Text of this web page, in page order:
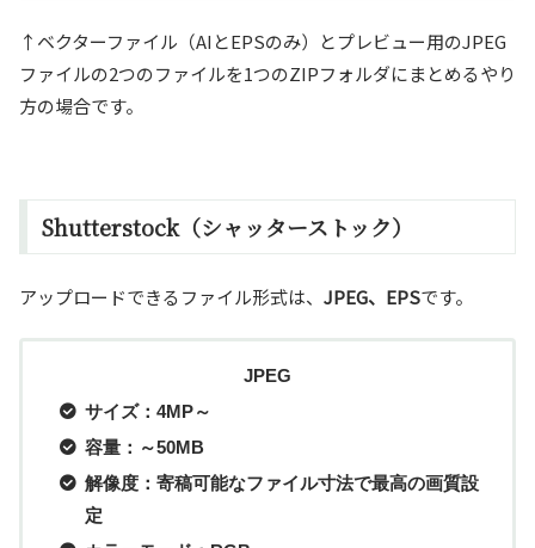
↑ベクターファイル（AIとEPSのみ）とプレビュー用のJPEG
ファイルの2つのファイルを1つのZIPフォルダにまとめるやり
方の場合です。
Shutterstock（シャッターストック）
アップロードできるファイル形式は、 JPEG、EPSです。
JPEG
サイズ：4MP～
容量：～50MB
解像度：寄稿可能なファイル寸法で最高の画質設
定